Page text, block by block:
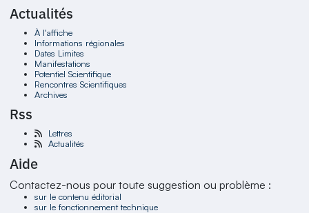
Actualités
À l'affiche
Informations régionales
Dates Limites
Manifestations
Potentiel Scientifique
Rencontres Scientifiques
Archives
Rss
Lettres
Actualités
Aide
Contactez-nous pour toute suggestion ou problème :
sur le contenu éditorial
sur le fonctionnement technique